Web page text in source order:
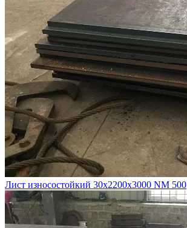
Лист износостойкий 30х2200х3000 NM 500